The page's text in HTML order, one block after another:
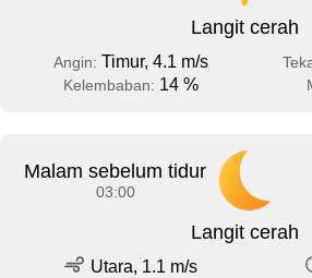
Langit cerah
Angin: Timur, 4.1 m/s
Kelembaban: 14 %
Malam sebelum tidur
03:00
Langit cerah
Utara, 1.1 m/s